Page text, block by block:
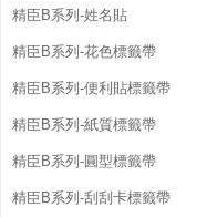
精臣B系列-姓名貼
精臣B系列-花色標籤帶
精臣B系列-便利貼標籤帶
精臣B系列-紙質標籤帶
精臣B系列-圓型標籤帶
精臣B系列-刮刮卡標籤帶